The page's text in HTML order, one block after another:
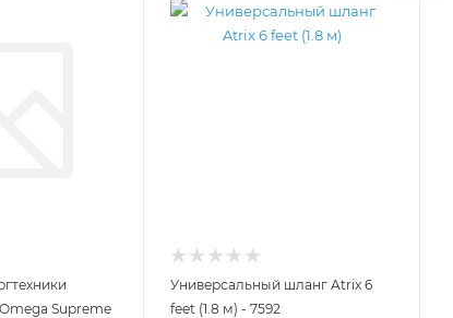
Supreme
Универсальный шланг Atrix 6
feet (1.8 м) - 7592